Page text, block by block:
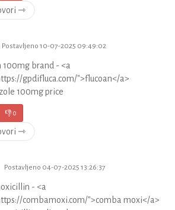
⇾
Postavljeno 10-07-2025 09:49:02
100mg brand - <a
gpdifluca.com/">flucoan</a>
100mg price
👎0
⇾
Postavljeno 04-07-2025 13:26:37
- <a
combamoxi.com/">comba moxi</a>